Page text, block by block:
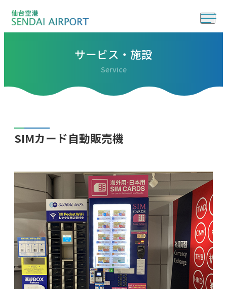
サービス・施設
Service
SIMカード自動販売機